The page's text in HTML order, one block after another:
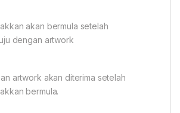
akan bermula setelah
dengan artwork
artwork akan diterima setelah
bermula.